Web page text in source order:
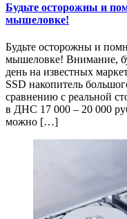
Будьте осторожны и
мышеловке!
Будьте осторожны и
мышеловке! Внимание,
день на известных
SSD накопитель
сравнению с реальной
в ДНС 17 000 – 20 000
можно […]